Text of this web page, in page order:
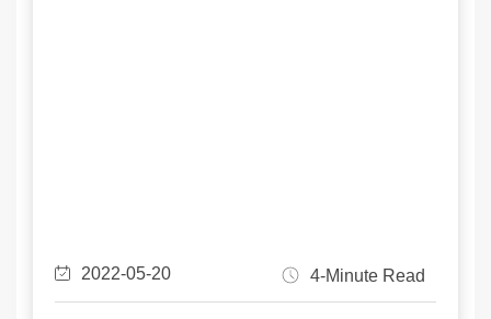
2022-05-20 4-Minute Read